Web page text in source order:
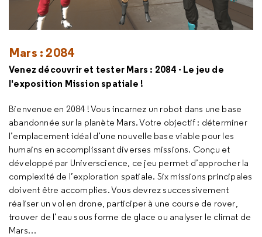
Mars : 2084
Venez découvrir et tester Mars : 2084 - Le jeu de
l'exposition Mission spatiale !
Bienvenue en 2084 ! Vous incarnez un robot dans une base
abandonnée sur la planète Mars. Votre objectif : déterminer
l’emplacement idéal d’une nouvelle base viable pour les
humains en accomplissant diverses missions. Conçu et
développé par Universcience, ce jeu permet d’approcher la
complexité de l’exploration spatiale. Six missions principales
doivent être accomplies. Vous devrez successivement
réaliser un vol en drone, participer à une course de rover,
trouver de l’eau sous forme de glace ou analyser le climat de
Mars…